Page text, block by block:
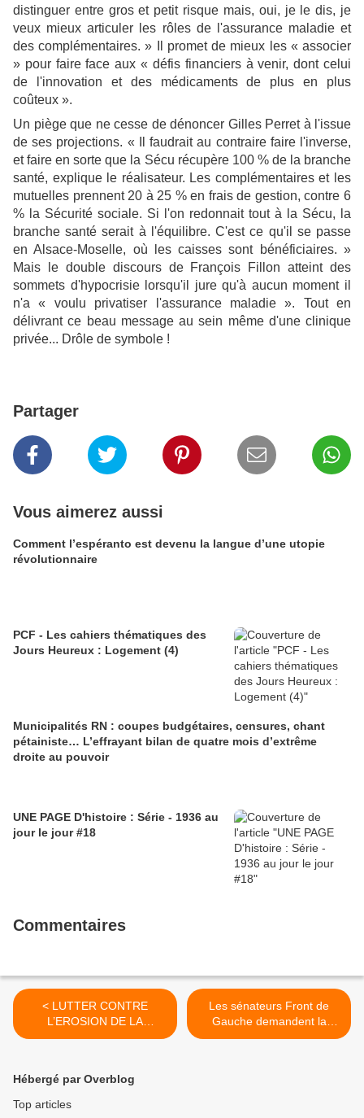
distinguer entre gros et petit risque mais, oui, je le dis, je
veux mieux articuler les rôles de l'assurance maladie et
des complémentaires. » Il promet de mieux les « associer
» pour faire face aux « défis financiers à venir, dont celui
de l'innovation et des médicaments de plus en plus
coûteux ».
Un piège que ne cesse de dénoncer Gilles Perret à l'issue
de ses projections. « Il faudrait au contraire faire l'inverse,
et faire en sorte que la Sécu récupère 100 % de la branche
santé, explique le réalisateur. Les complémentaires et les
mutuelles prennent 20 à 25 % en frais de gestion, contre 6
% la Sécurité sociale. Si l'on redonnait tout à la Sécu, la
branche santé serait à l'équilibre. C'est ce qu'il se passe
en Alsace-Moselle, où les caisses sont bénéficiaires. »
Mais le double discours de François Fillon atteint des
sommets d'hypocrisie lorsqu'il jure qu'à aucun moment il
n'a « voulu privatiser l'assurance maladie ». Tout en
délivrant ce beau message au sein même d'une clinique
privée... Drôle de symbole !
Partager
Vous aimerez aussi
Comment l’espéranto est devenu la langue d’une utopie
révolutionnaire
PCF - Les cahiers thématiques des
Jours Heureux : Logement (4)
Municipalités RN : coupes budgétaires, censures, chant
pétainiste… L’effrayant bilan de quatre mois d’extrême
droite au pouvoir
UNE PAGE D'histoire : Série - 1936 au
jour le jour #18
Commentaires
< LUTTER CONTRE
L’EROSION DE LA
BIODIVERSITE
Les sénateurs Front de
Gauche demandent la
suspension de la directive
Hébergé par Overblog
Top articles